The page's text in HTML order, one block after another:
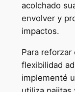
acolchado
envolver y
impactos.
Para
flexibilidad
implementé